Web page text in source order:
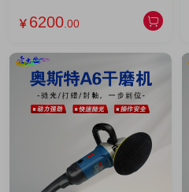
￥ 6200 .00